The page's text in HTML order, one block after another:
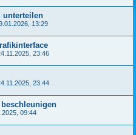
unterteilen
13:29
23:46
23:44
09:44